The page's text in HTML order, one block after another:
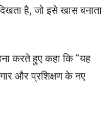
है, जो इसे खास बनाता
करते हुए कहा कि “यह
और प्रशिक्षण के नए